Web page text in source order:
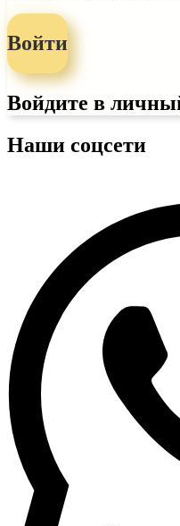
Войти
Войдите в
Наши соцсети